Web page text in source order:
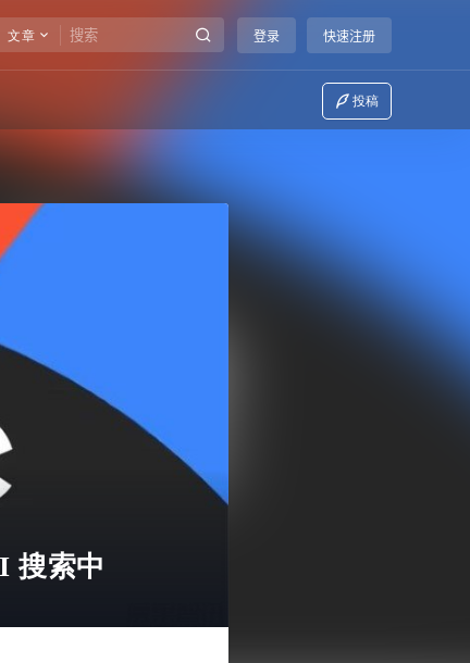
文章 登录 快速注册
投稿
搜索中